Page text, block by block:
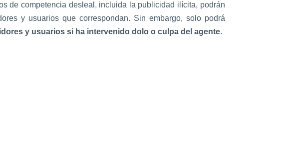
de competencia desleal, incluida la publicidad ilícita, podrán
y usuarios que correspondan. Sin embargo, solo podrá
y usuarios si ha intervenido dolo o culpa del agente.